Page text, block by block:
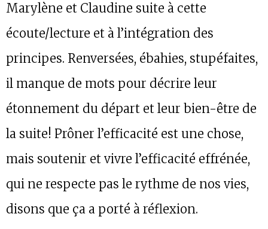
Marylène et Claudine suite à cette
écoute/lecture et à l’intégration des
principes. Renversées, ébahies, stupéfaites,
il manque de mots pour décrire leur
étonnement du départ et leur bien-être de
la suite! Prôner l’efficacité est une chose,
mais soutenir et vivre l’efficacité effrénée,
qui ne respecte pas le rythme de nos vies,
disons que ça a porté à réflexion.